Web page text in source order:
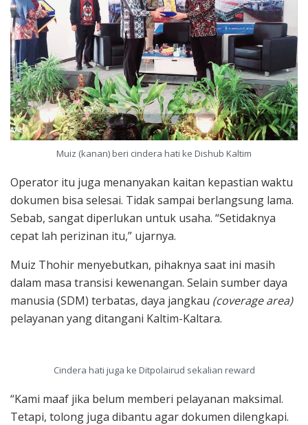
Muiz (kanan) beri cindera hati ke Dishub Kaltim
Operator itu juga menanyakan kaitan kepastian waktu
dokumen bisa selesai. Tidak sampai berlangsung lama.
Sebab, sangat diperlukan untuk usaha. “Setidaknya
cepat lah perizinan itu,” ujarnya.
Muiz Thohir menyebutkan, pihaknya saat ini masih
dalam masa transisi kewenangan. Selain sumber daya
manusia (SDM) terbatas, daya jangkau (coverage area)
pelayanan yang ditangani Kaltim-Kaltara.
Cindera hati juga ke Ditpolairud sekalian reward
“Kami maaf jika belum memberi pelayanan maksimal.
Tetapi, tolong juga dibantu agar dokumen dilengkapi.